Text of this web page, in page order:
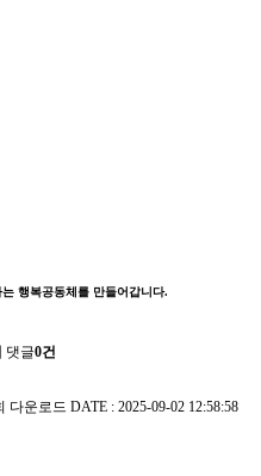
행복공동체를 만들어갑니다.
댓글0건
다운로드 DATE : 2025-09-02 12:58:58